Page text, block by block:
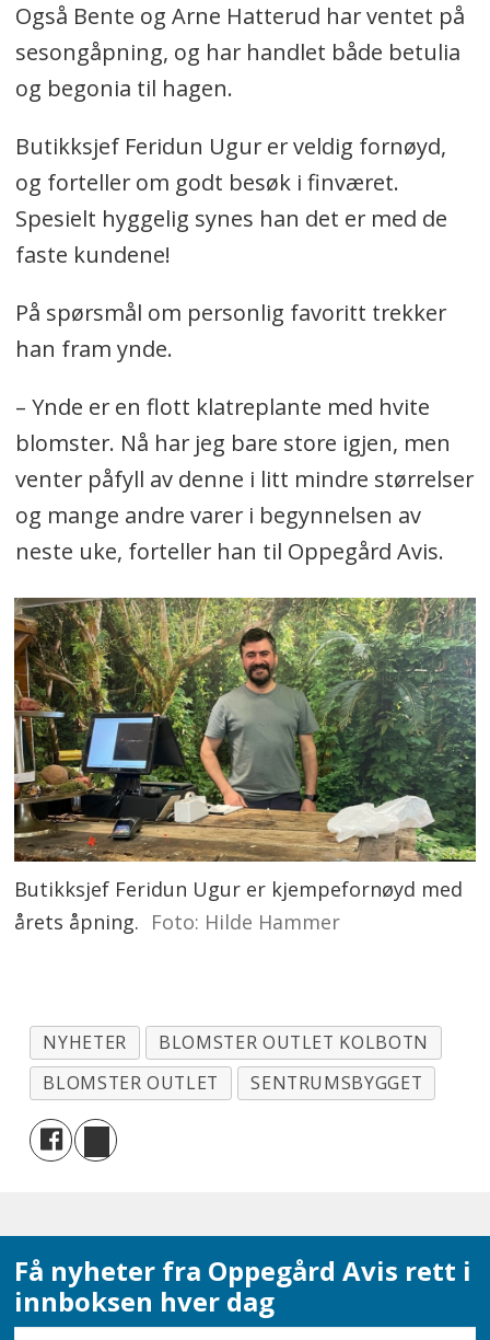
Også Bente og Arne Hatterud har ventet på
sesongåpning, og har handlet både betulia
og begonia til hagen.
Butikksjef Feridun Ugur er veldig fornøyd,
og forteller om godt besøk i finværet.
Spesielt hyggelig synes han det er med de
faste kundene!
På spørsmål om personlig favoritt trekker
han fram ynde.
– Ynde er en flott klatreplante med hvite
blomster. Nå har jeg bare store igjen, men
venter påfyll av denne i litt mindre størrelser
og mange andre varer i begynnelsen av
neste uke, forteller han til Oppegård Avis.
Butikksjef Feridun Ugur er kjempefornøyd med
årets åpning. Foto: Hilde Hammer
NYHETER
BLOMSTER OUTLET KOLBOTN
BLOMSTER OUTLET
SENTRUMSBYGGET
Få nyheter fra Oppegård Avis rett i
innboksen hver dag